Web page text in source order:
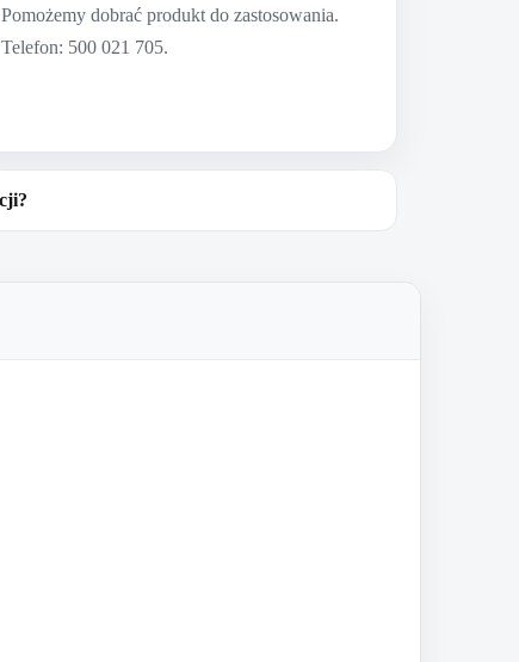
Pomożemy dobrać produkt do zastosowania.
Telefon: 500 021 705.